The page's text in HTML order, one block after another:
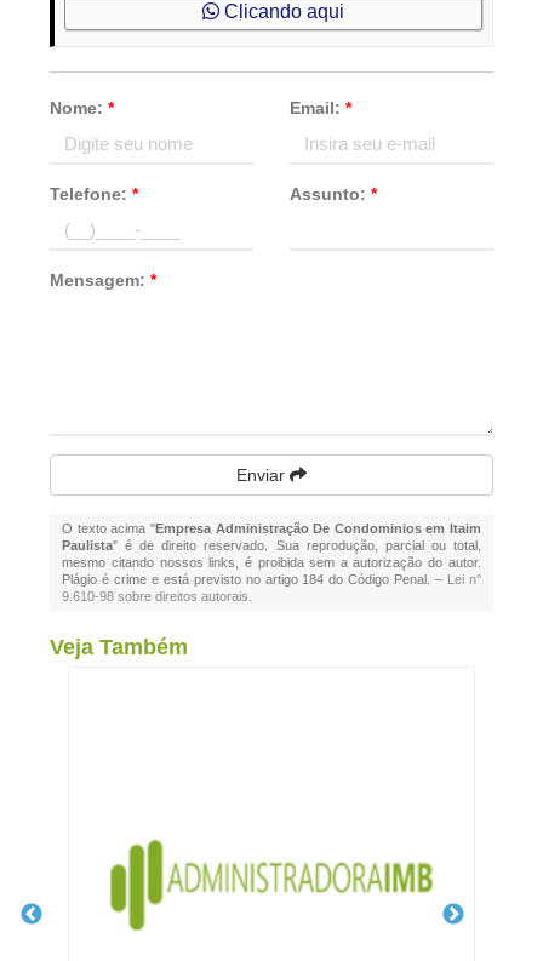
Clicando aqui
Nome:* Email: *
Telefone:* Assunto: *
Mensagem:*
Enviar
O texto acima "Empresa Administração De Condominios em Itaim
Paulista" é de direito reservado. Sua reprodução, parcial ou total,
mesmo citando nossos links, é proibida sem a autorização do autor.
Plágio é crime e está previsto no artigo 184 do Código Penal. – Lei n°
9.610-98 sobre direitos autorais
Veja Também